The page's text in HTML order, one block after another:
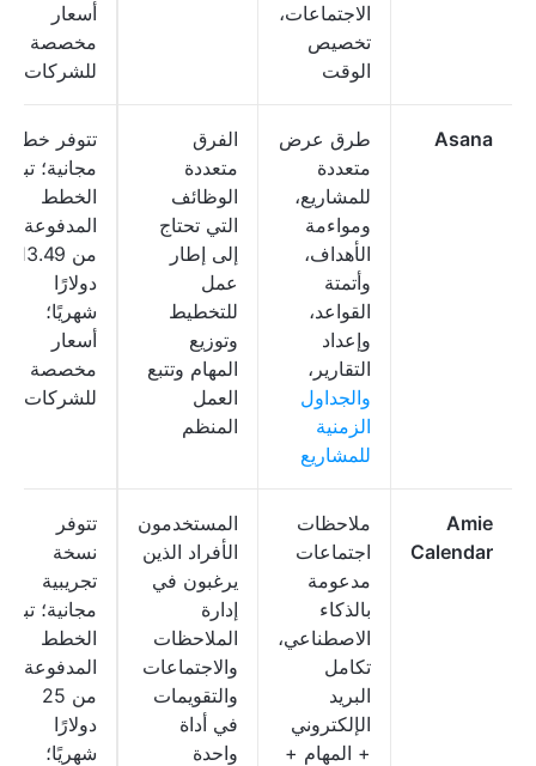
الاجتماعات،
تخصيص
الوقت
أسعار
مخصصة
للشركات
Asana
طرق عرض
متعددة
للمشاريع،
ومواءمة
الأهداف،
وأتمتة
القواعد،
وإعداد
التقارير،
والجداول
الزمنية
للمشاريع
الفرق
متعددة
الوظائف
التي تحتاج
إلى إطار
عمل
للتخطيط
وتوزيع
المهام وتتبع
العمل
المنظم
تتوفر خطة
مجانية؛ تبدأ
الخطط
المدفوعة
من 13.49
دولارًا
شهريًا؛
أسعار
مخصصة
للشركات
Amie
Calendar
ملاحظات
اجتماعات
مدعومة
بالذكاء
الاصطناعي،
تكامل
البريد
الإلكتروني
+ المهام +
المستخدمون
الأفراد الذين
يرغبون في
إدارة
الملاحظات
والاجتماعات
والتقويمات
في أداة
واحدة
تتوفر
نسخة
تجريبية
مجانية؛ تبدأ
الخطط
المدفوعة
من 25
دولارًا
شهريًا؛